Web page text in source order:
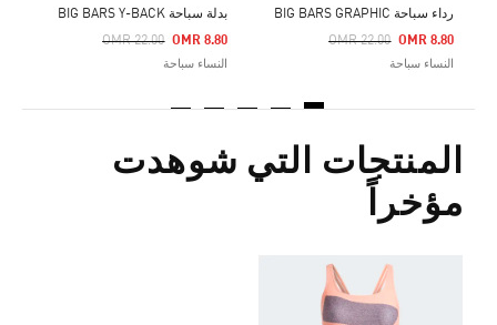
رداء سباحة BIG BARS GRAPHIC
Price Reduced From
OMR 22.00
To OMR 8.80
النساء سباحة
بدلة سباحة BIG BARS Y-BACK
Price Reduced From
OMR 22.00
To OMR 8.80
النساء سباحة
المنتجات التي شوهدت
مؤخراً